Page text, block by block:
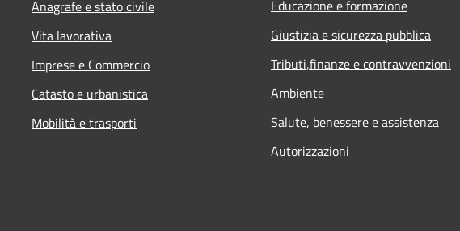
Anagrafe e stato civile
Vita lavorativa
Imprese e Commercio
Catasto e urbanistica
Mobilità e trasporti
Educazione e formazione
Giustizia e sicurezza pubblica
Tributi,finanze e contravvenzioni
Ambiente
Salute, benessere e assistenza
Autorizzazioni